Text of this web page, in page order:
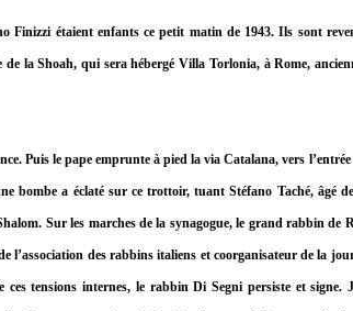
Finizzi étaient enfants ce petit matin de 1943. Ils sont
la Shoah, qui sera hébergé Villa Torlonia, à Rome,
Puis le pape emprunte à pied la via Catalana, vers
bombe a éclaté sur ce trottoir, tuant Stéfano Taché, âgé
Sur les marches de la synagogue, le grand rabbin
l’association des rabbins italiens et coorganisateur de la
ces tensions internes, le rabbin Di Segni persiste et